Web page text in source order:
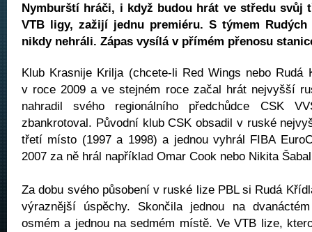
Nymburští hráči, i když budou hrát ve středu svůj
VTB ligy, zažijí jednu premiéru. S týmem
nikdy nehráli. Zápas vysílá v přímém přenosu
Klub Krasnije Krilja (chcete-li Red Wings nebo Rudá
v roce 2009 a ve stejném roce začal hrát nejvyšší
nahradil svého regionálního předchůdce CSK
zbankrotoval. Původní klub CSK obsadil v ruské
třetí místo (1997 a 1998) a jednou vyhrál FIBA
2007 za ně hrál například Omar Cook nebo Nikita
Za dobu svého působení v ruské lize PBL si Rudá
výraznější úspěchy. Skončila jednou na
osmém a jednou na sedmém místě. Ve VTB lize,